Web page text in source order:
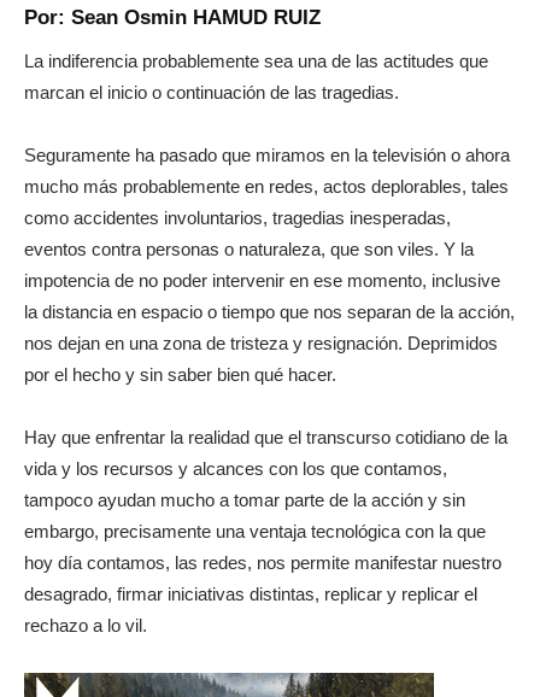
Por: Sean Osmin HAMUD RUIZ
La indiferencia probablemente sea una de las actitudes que
marcan el inicio o continuación de las tragedias.
Seguramente ha pasado que miramos en la televisión o ahora
mucho más probablemente en redes, actos deplorables, tales
como accidentes involuntarios, tragedias inesperadas,
eventos contra personas o naturaleza, que son viles. Y la
impotencia de no poder intervenir en ese momento, inclusive
la distancia en espacio o tiempo que nos separan de la acción,
nos dejan en una zona de tristeza y resignación. Deprimidos
por el hecho y sin saber bien qué hacer.
Hay que enfrentar la realidad que el transcurso cotidiano de la
vida y los recursos y alcances con los que contamos,
tampoco ayudan mucho a tomar parte de la acción y sin
embargo, precisamente una ventaja tecnológica con la que
hoy día contamos, las redes, nos permite manifestar nuestro
desagrado, firmar iniciativas distintas, replicar y replicar el
rechazo a lo vil.